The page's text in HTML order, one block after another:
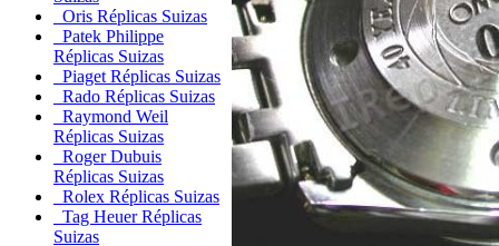
Oris Réplicas Suizas
Patek Philippe
Réplicas Suizas
Piaget Réplicas Suizas
Rado Réplicas Suizas
Raymond Weil
Réplicas Suizas
Roger Dubuis
Réplicas Suizas
Rolex Réplicas Suizas
Tag Heuer Réplicas
Suizas